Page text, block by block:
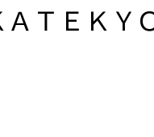
ＴＥＫＹ